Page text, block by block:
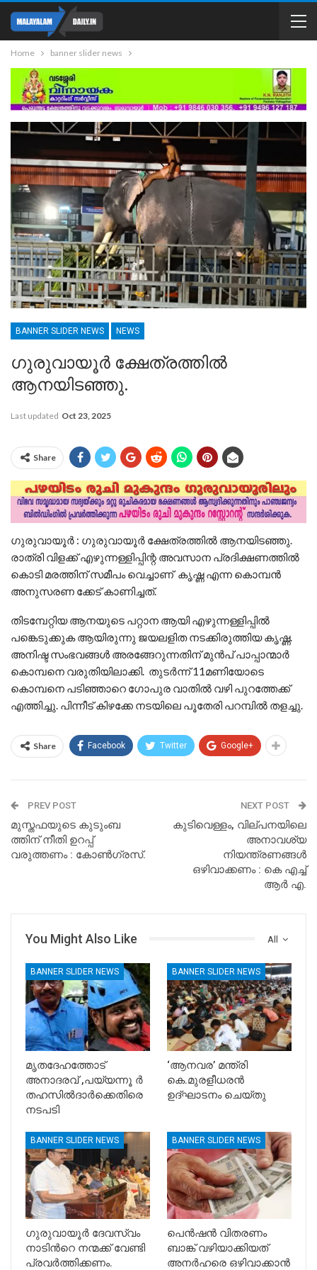
Home banner slider news
BANNER SLIDER NEWS NEWS
ഗുരുവായൂർ ക്ഷേത്രത്തിൽ
ആനയിടഞ്ഞു.
Last updated Oct 23, 2025
Share
ഗുരുവായൂർ : ഗുരുവായൂർ ക്ഷേത്രത്തിൽ ആനയിടഞ്ഞു.
രാത്രി വിളക്ക് എഴുന്നള്ളിപ്പിന്റ അവസാന പ്രദിക്ഷണത്തിൽ
കൊടി മരത്തിന് സമീപം വെച്ചാണ് കൃഷ്ണ എന്ന കൊമ്പൻ
അനുസരണ ക്കേട് കാണിച്ചത്.
തിടമ്പേറ്റിയ ആനയുടെ പറ്റാന ആയി എഴുന്നള്ളിപ്പിൽ
പങ്കെടുക്കുക ആയിരുന്നു ജയലളിത നടക്കിരുത്തിയ കൃഷ്ണ.
അനിഷ്ട സംഭവങ്ങൾ അരങ്ങേറുന്നതിന് മുൻപ് പാപ്പാന്മാർ
കൊമ്പനെ വരുതിയിലാക്കി. തുടർന്ന് 11മണിയോടെ
കൊമ്പനെ പടിഞ്ഞാറെ ഗോപുര വാതിൽ വഴി പുറത്തേക്ക്
എത്തിച്ചു. പിന്നീട് കിഴക്കേ നടയിലെ പൂതേരി പറമ്പിൽ തളച്ചു.
Share Facebook Twitter Google+
PREV POST
മുസ്തഫയുടെ കുടുംബ
ത്തിന് നീതി ഉറപ്പ്
വരുത്തണം : കോൺഗ്രസ്‌.
NEXT POST
കുടിവെള്ളം, വില്പനയിലെ
അനാവശ്യ
നിയന്ത്രണങ്ങൾ
ഒഴിവാക്കണം : കെ എച്ച്
ആർ എ.
All
You Might Also Like
BANNER SLIDER NEWS
മൃതദേഹത്തോട്
അനാദരവ് ,പയ്യന്നൂ ർ
തഹസിൽദാർക്കെതിരെ
നടപടി
BANNER SLIDER NEWS
‘ആനവര’ മന്ത്രി
കെ.മുരളീധരന്‍
ഉദ്ഘാടനം ചെയ്തു
BANNER SLIDER NEWS
ഗുരുവായൂർ ദേവസ്വം
നാടിൻറെ നന്മക്ക് വേണ്ടി
പ്രവർത്തിക്കണം.
BANNER SLIDER NEWS
പെൻഷൻ വിതരണം
ബാങ്ക് വഴിയാക്കിയത്
അനർഹരെ ഒഴിവാക്കാൻ